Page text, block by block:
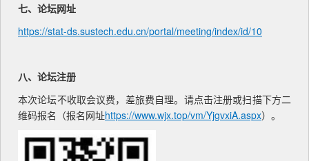
七、论坛网址
https://stat-ds.sustech.edu.cn/portal/meeting/index/id/10
八、论坛注册
本次论坛不收取会议费，差旅费自理。请点击注册或扫描下方二
维码报名（报名网址https://www.wjx.top/vm/YjgvxiA.aspx）。